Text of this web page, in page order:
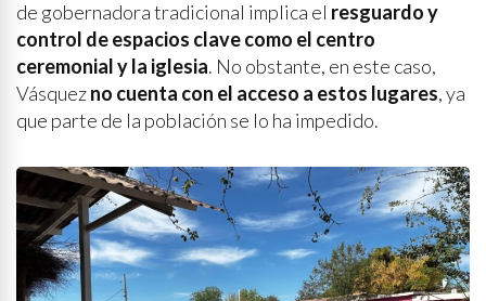
de gobernadora tradicional implica el resguardo y
control de espacios clave como el centro
ceremonial y la iglesia. No obstante, en este caso,
Vásquezno cuenta con el acceso a estos lugares, ya
que parte de la población se lo ha impedido.